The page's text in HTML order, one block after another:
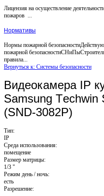
Лицензия на осуществление
пожаров ...
Нормативы
Нормы пожарной
пожарной
правила...
Вернуться к: Системы безопасности
Видеокамера IP
Samsung Tеchwin
(SND-3082P)
Тип:
IP
Среда использования:
помещение
Размер матрицы:
1/3 "
Режим день / ночь:
есть
Разрешение: